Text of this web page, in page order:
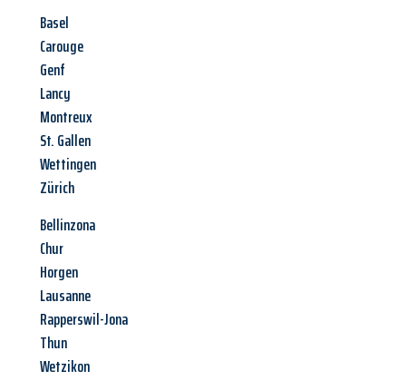
Basel
Carouge
Genf
Lancy
Montreux
St. Gallen
Wettingen
Zürich
Bellinzona
Chur
Horgen
Lausanne
Rapperswil-Jona
Thun
Wetzikon